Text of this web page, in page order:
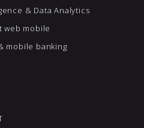
& Data Analytics
web mobile
mobile banking